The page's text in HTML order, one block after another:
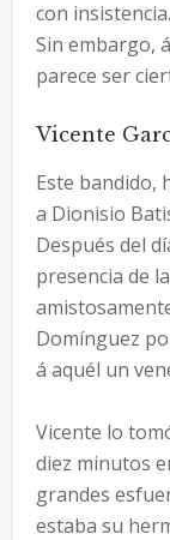
con insistencia.
Sin embargo,
parece ser
Vicente
Este bandido,
a Dionisio
Después del
presencia de
Domínguez
á aquél un
Vicente lo
diez minutos
grandes
estaba su